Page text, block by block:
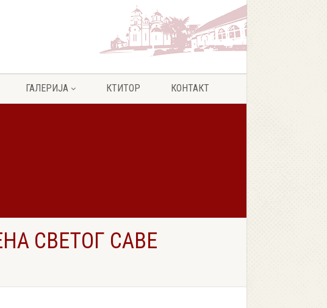
ГАЛЕРИЈА КТИТОР КОНТАКТ
СВЕТОГ САВЕ